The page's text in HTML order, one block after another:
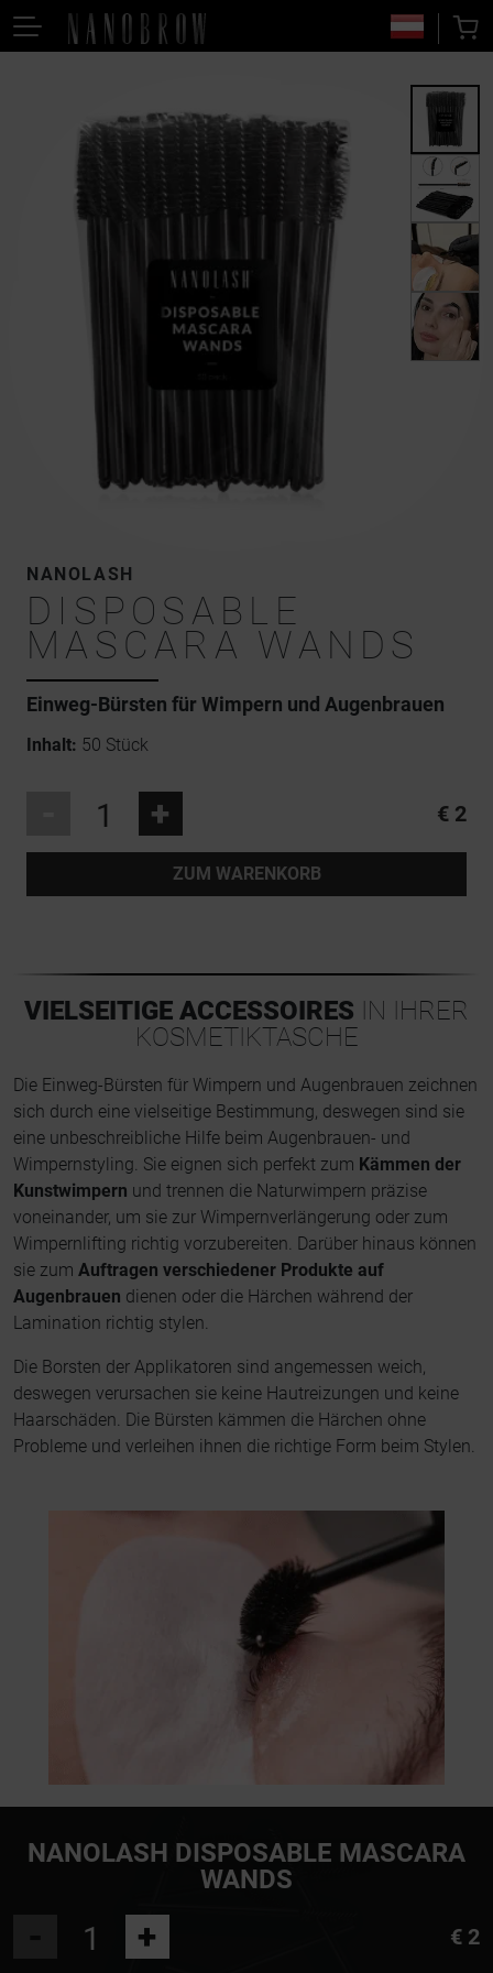
NANOLASH
DISPOSABLE
MASCARA WANDS
Einweg-Bürsten für Wimpern und Augenbrauen
Inhalt: 50 Stück
+ € 2
ZUM WARENKORB
VIELSEITIGE ACCESSOIRES IN IHRER
KOSMETIKTASCHE
Die Einweg-Bürsten für Wimpern und Augenbrauen zeichnen
sich durch eine vielseitige Bestimmung, deswegen sind sie
eine unbeschreibliche Hilfe beim Augenbrauen- und
Wimpernstyling. Sie eignen sich perfekt zum Kämmen der
Kunstwimpern und trennen die Naturwimpern präzise
voneinander, um sie zur Wimpernverlängerung oder zum
Wimpernlifting richtig vorzubereiten. Darüber hinaus können
sie zum Auftragen verschiedener Produkte auf
Augenbrauen dienen oder die Härchen während der
Lamination richtig stylen.
Die Borsten der Applikatoren sind angemessen weich,
deswegen verursachen sie keine Hautreizungen und keine
Haarschäden. Die Bürsten kämmen die Härchen ohne
Probleme und verleihen ihnen die richtige Form beim Stylen.
NANOLASH DISPOSABLE MASCARA
WANDS
+ € 2